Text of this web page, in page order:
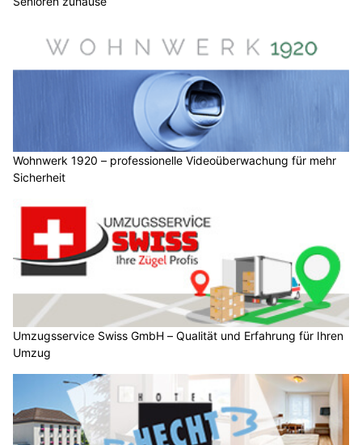
Wohnwerk 1920 – professionelle Videoüberwachung für mehr
Sicherheit
Umzugsservice Swiss GmbH – Qualität und Erfahrung für Ihren
Umzug